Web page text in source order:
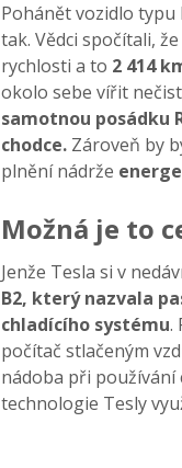
Pohánět vozidlo typu
tak. Vědci spočítali,
rychlosti a to 2 414
okolo sebe vířit
samotnou posádku
chodce. Zároveň by
plnění nádrže
Možná je to
Jenže Tesla si v
B2, který nazvala
chladícího systému.
počítač stlačeným
nádoba při používání
technologie Tesly